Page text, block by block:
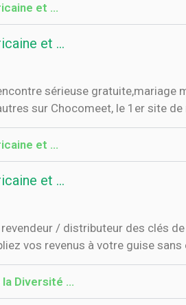
et ...
et ...
sérieuse gratuite,mariage
sur Chocomeet, le 1er site
et ...
et ...
/ distributeur des clés
vos revenus à votre guise
Diversité ...